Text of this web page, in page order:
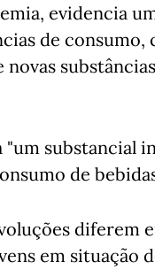
evidencia
de consumo,
substancial
de
diferem
em situação